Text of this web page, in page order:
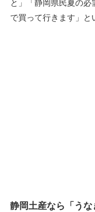
と」「静岡県民夏の
で買って行きます」と
静岡土産なら「う